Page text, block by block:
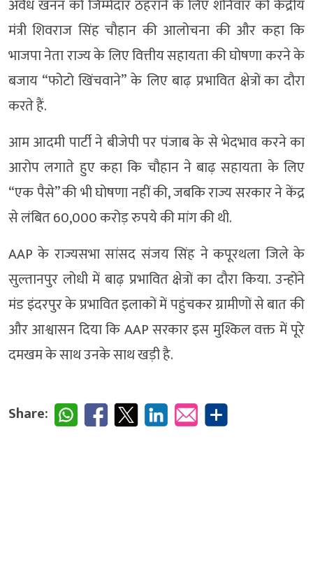
अवैध खनन को जिम्मेदार ठहराने के लिए शनिवार को केंद्रीय
मंत्री शिवराज सिंह चौहान की आलोचना की और कहा कि
भाजपा नेता राज्य के लिए वित्तीय सहायता की घोषणा करने के
बजाय “फोटो खिंचवाने” के लिए बाढ़ प्रभावित क्षेत्रों का दौरा
करते हैं.
आम आदमी पार्टी ने बीजेपी पर पंजाब के से भेदभाव करने का
आरोप लगाते हुए कहा कि चौहान ने बाढ़ सहायता के लिए
“एक पैसे” की भी घोषणा नहीं की, जबकि राज्य सरकार ने केंद्र
से लंबित 60,000 करोड़ रुपये की मांग की थी.
AAP के राज्यसभा सांसद संजय सिंह ने कपूरथला जिले के
सुल्तानपुर लोधी में बाढ़ प्रभावित क्षेत्रों का दौरा किया. उन्होंने
मंड इंदरपुर के प्रभावित इलाकों में पहुंचकर ग्रामीणों से बात की
और आश्वासन दिया कि AAP सरकार इस मुश्किल वक्त में पूरे
दमखम के साथ उनके साथ खड़ी है.
Share: